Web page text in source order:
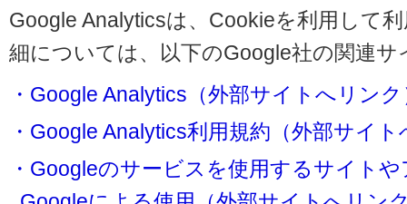
Google Analyticsは、Cookieを利用して
細については、以下のGoogle社の関連
・Google Analytics（外部サイトへリンク
・Google Analytics利用規約（外部サイ
・Googleのサービスを使用するサイト